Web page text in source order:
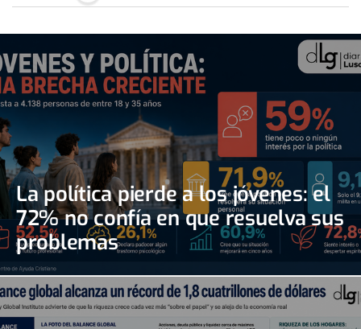
La política pierde a los jóvenes: el
72% no confía en que resuelva sus
problemas